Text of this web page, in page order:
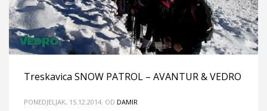
Treskavica SNOW PATROL – AVANTUR & VEDRO
PONEDJELJAK, 15.12.2014. OD DAMIR